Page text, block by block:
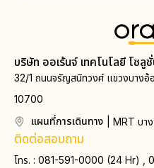
บริษัท ออเร้นจ์ เทคโนโลยี โซลู
32/1 ถนนจรัญสนิทวงศ์ แขวงบางอ้
10700
แผนที่การเดินทาง
| MRT บ
ติดต่อสอบถาม
โทร. : 081-591-0000 (24 Hr) ,